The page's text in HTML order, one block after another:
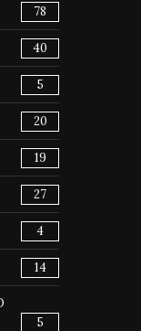
78
40
5
20
19
27
4
14
5